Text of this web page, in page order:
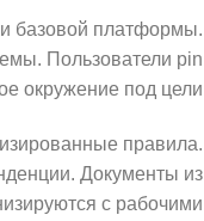
базовой платформы.
Пользователи pin
окружение под цели.
правила.
Документы из
с рабочими